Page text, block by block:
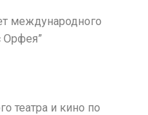
международного
Орфея”
театра и кино по